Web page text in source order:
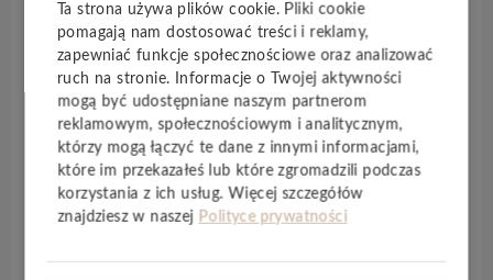
Herringboneobejmuje szeroką gamę
urzekających wzorów,synchroniczną strukturę
EIR) i wyraźne fazowanie z 4 stron, co razem
pozwala uzyskać realistyczne odczucie i wygląd
naturalnego drewna. Ponadto została w niej
zastosowana innowacyjna technologia
Naturtrend, która zapewnia jednolity, znacznie
bardziej naturalny wygląd podłogi niezależnie od
podkładkorkowy zapewnia dodatkową barierę
Ta strona używa plików cookie. Pliki cookie
pomagają nam dostosować treści i reklamy,
zapewniać funkcje społecznościowe oraz analizować
ruch na stronie. Informacje o Twojej aktywności
mogą być udostępniane naszym partnerom
reklamowym, społecznościowym i analitycznym,
którzy mogą łączyć te dane z innymi informacjami,
które im przekazałeś lub które zgromadzili podczas
korzystania z ich usług. Więcej szczegółów
znajdziesz w naszej Polityce prywatności